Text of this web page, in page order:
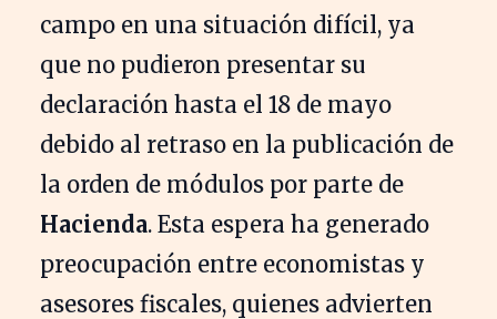
campo en una situación difícil, ya
que no pudieron presentar su
declaración hasta el 18 de mayo
debido al retraso en la publicación de
la orden de módulos por parte de
Hacienda. Esta espera ha generado
preocupación entre economistas y
asesores fiscales, quienes advierten